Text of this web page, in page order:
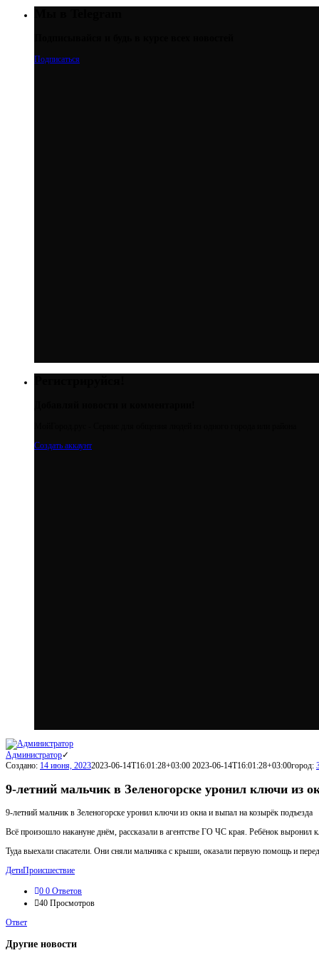
Подписаться
Создать аккаунт
Администратор
Создано: 14 июня, 20232023-06-14T16:01:28+03:00 2023-06-14T16:01:28+03:00город:
9-летний мальчик в Зеленогорске уронил ключи из
9-летний мальчик в Зеленогорске уронил ключи из окна и выпал на козырёк подъезда
Всё произошло накануне днём, рассказали в агентстве ГО ЧС края. Ребёнок выронил
Туда выехали спасатели. Они сняли мальчика с крыши, оказали первую помощь и
ДетиПроисшествие
0 0 Ответов
40 Просмотров
Ответ
Другие новости